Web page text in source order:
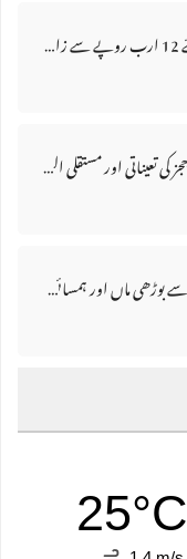
پنجاب میں‌بلدیاتی انتخابات کے لئے 12 ارب روپے سے زائد مختص کرنے کی منظوری
لاہور ، پشاور ہائیکورٹس میں نئے ججز کی تعیناتی اور مستقلی التواء کا شکار
جھگڑے پر بیٹے نے لوہے کی راڈ سے بوڑھی ماں اور ہمسائی کو قتل کردیا
25°C